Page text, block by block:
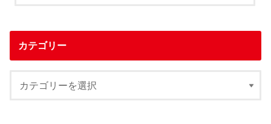
カテゴリー